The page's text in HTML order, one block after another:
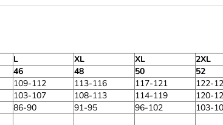
L XL XL
2XL
46 48 50
52
109-112 113-116 117-121
122-
103-107 108-113 114-119
120-
86-90 91-95 96-102 103-